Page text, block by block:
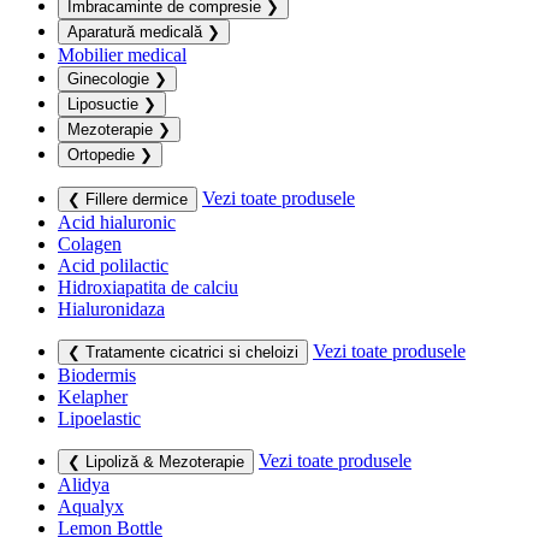
Imbracaminte de compresie ❯
Aparatură medicală ❯
Mobilier medical
Ginecologie ❯
Liposuctie ❯
Mezoterapie ❯
Ortopedie ❯
❮ Fillere dermice
Vezi toate produsele
Acid hialuronic
Colagen
Acid polilactic
Hidroxiapatita de calciu
Hialuronidaza
❮ Tratamente cicatrici si cheloizi
Vezi toate produsele
Biodermis
Kelapher
Lipoelastic
❮ Lipoliză & Mezoterapie
Vezi toate produsele
Alidya
Aqualyx
Lemon Bottle